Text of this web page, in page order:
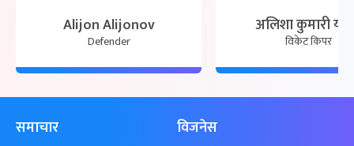
Alijon Alijonov
Defender
अलिशा कुमारी
विकेट किपर
समाचार विजनेस